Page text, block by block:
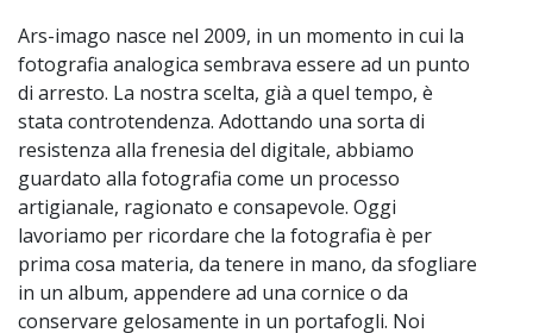
Ars-imago nasce nel 2009, in un momento in cui la
fotografia analogica sembrava essere ad un punto
di arresto. La nostra scelta, già a quel tempo, è
stata controtendenza. Adottando una sorta di
resistenza alla frenesia del digitale, abbiamo
guardato alla fotografia come un processo
artigianale, ragionato e consapevole. Oggi
lavoriamo per ricordare che la fotografia è per
prima cosa materia, da tenere in mano, da sfogliare
in un album, appendere ad una cornice o da
conservare gelosamente in un portafogli. Noi